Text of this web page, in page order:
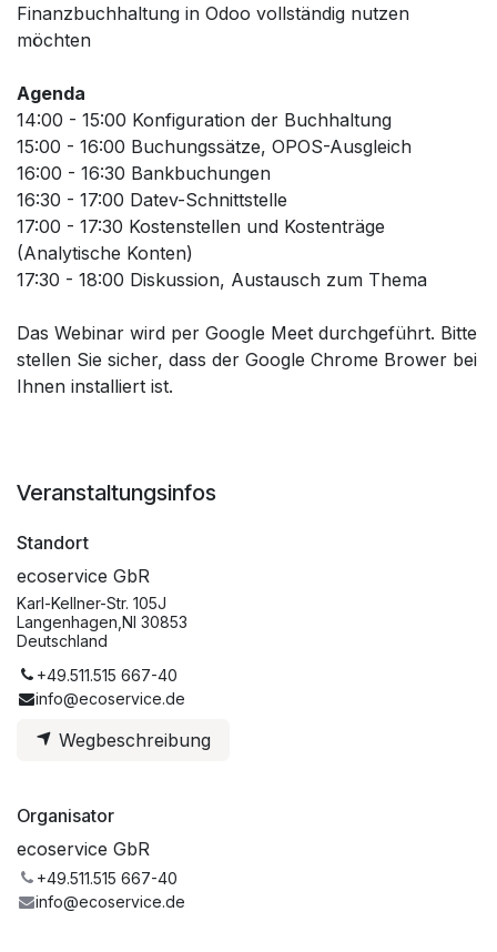
Finanzbuchhaltung in Odoo vollständig nutzen
möchten
Agenda
14:00 - 15:00 Konfiguration der Buchhaltung
15:00 - 16:00 Buchungssätze, OPOS-Ausgleich
16:00 - 16:30 Bankbuchungen
16:30 - 17:00 Datev-Schnittstelle
17:00 - 17:30 Kostenstellen und Kostenträge
(Analytische Konten)
17:30 - 18:00 Diskussion, Austausch zum Thema
Das Webinar wird per Google Meet durchgeführt. Bitte
stellen Sie sicher, dass der Google Chrome Brower bei
Ihnen installiert ist.
Veranstaltungsinfos
Standort
ecoservice GbR
Karl-Kellner-Str. 105J
Langenhagen,NI 30853
Deutschland
+49.511.515 667-40
info@ecoservice.de
Wegbeschreibung
Organisator
ecoservice GbR
+49.511.515 667-40
info@ecoservice.de